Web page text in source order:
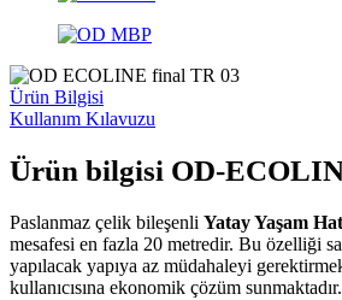
Ürün Bilgisi
Kullanım Kılavuzu
Ürün bilgisi OD-
Paslanmaz çelik bileşenli Yatay Yaşam
mesafesi en fazla 20 metredir. Bu özelliği
yapılacak yapıya az müdahaleyi
kullanıcısına ekonomik çözüm sunmaktadır.